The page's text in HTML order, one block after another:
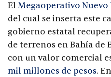
El Megaoperativo Nuevo
del cual se inserta este
gobierno estatal
de terrenos en Bahía de
con un valor comercial
mil millones de pesos.